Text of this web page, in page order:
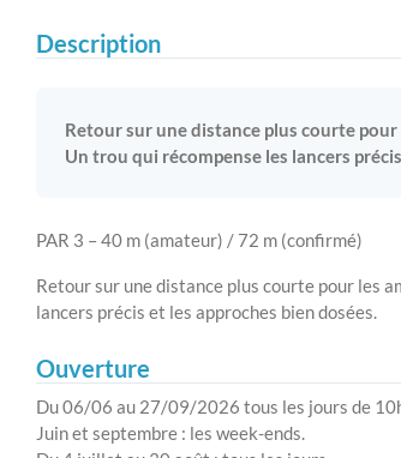
Description
Retour sur une distance plus courte
Un trou qui récompense les lancers
PAR 3 – 40 m (amateur) / 72 m (confirmé)
Retour sur une distance plus courte pour les
lancers précis et les approches bien dosées.
Ouverture
Du 06/06 au 27/09/2026 tous les jours de
Juin et septembre : les week-ends.